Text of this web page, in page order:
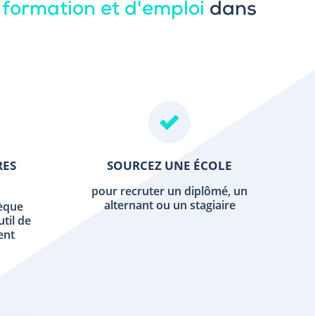
et d'emploi dans
de
SOURCEZ UNE ÉCOLE
pour recruter un diplômé, un
alternant ou un stagiaire